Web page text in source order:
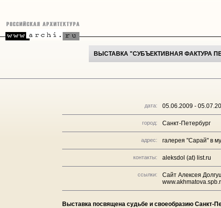
ВЫСТАВКА "СУБЪЕКТИВНАЯ ФАКТУРА
дата: 05.06.2009 -
город: Санкт-Петербург
адрес: галерея "Сарай" в
контакты: aleksdol (at) list.ru
ссылки:
Сайт Алексея
Выставка посвящена судьбе и своеобразию Санкт-